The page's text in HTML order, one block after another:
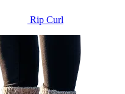
Rip Curl